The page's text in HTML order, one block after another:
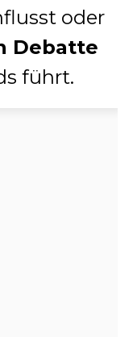
oder
Debatte
führt.